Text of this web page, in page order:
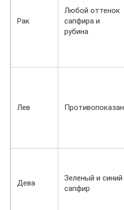
Рак
Любой оттенок
сапфира и
рубина
Лев Противопоказан
Дева
Зеленый и синий
сапфир